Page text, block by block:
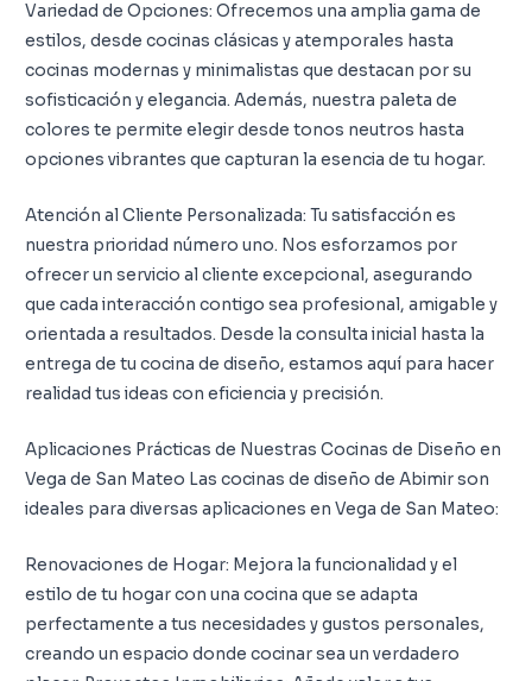
Variedad de Opciones: Ofrecemos una amplia gama de
estilos, desde cocinas clásicas y atemporales hasta
cocinas modernas y minimalistas que destacan por su
sofisticación y elegancia. Además, nuestra paleta de
colores te permite elegir desde tonos neutros hasta
opciones vibrantes que capturan la esencia de tu hogar.
Atención al Cliente Personalizada: Tu satisfacción es
nuestra prioridad número uno. Nos esforzamos por
ofrecer un servicio al cliente excepcional, asegurando
que cada interacción contigo sea profesional, amigable y
orientada a resultados. Desde la consulta inicial hasta la
entrega de tu cocina de diseño, estamos aquí para hacer
realidad tus ideas con eficiencia y precisión.
Aplicaciones Prácticas de Nuestras Cocinas de Diseño en
Vega de San Mateo Las cocinas de diseño de Abimir son
ideales para diversas aplicaciones en Vega de San Mateo:
Renovaciones de Hogar: Mejora la funcionalidad y el
estilo de tu hogar con una cocina que se adapta
perfectamente a tus necesidades y gustos personales,
creando un espacio donde cocinar sea un verdadero